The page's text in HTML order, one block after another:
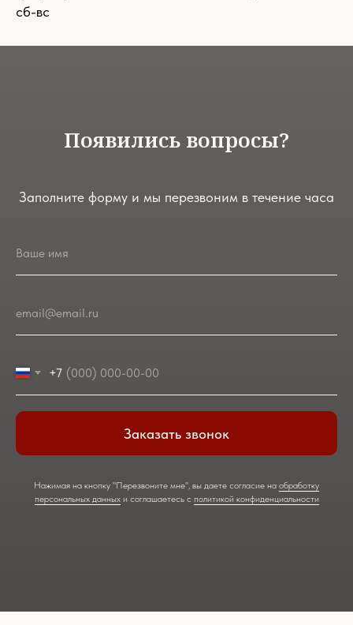
сб-вс
Появились вопросы?
Заполните форму и мы перезвоним в течение часа
Ваше имя
email@email.ru
+7
Заказать звонок
Нажимая на кнопку "Перезвоните мне", вы даете согласие на обработку
персональных данныхи соглашаетесь c политикой конфиденциальности